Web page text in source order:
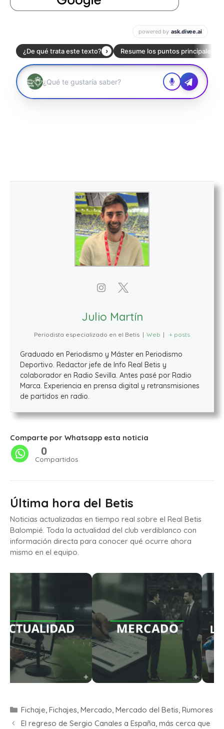
Julio Martín
Periodista especializado en el Betis | Web | + posts
Graduado en Periodismo y Máster en Periodismo
Deportivo. Redactor jefe de Info Real Betis y
colaborador en Radio Sevilla. Antes pasé por Radio
Marca. Experiencia en prensa digital y retransmisiones
de partidos en radio.
Comparte por Whatsapp esta noticia
0
Compartidos
Última hora del Betis
Noticias actualizadas en tiempo real sobre el Real Betis
Balompié. Toda la actualidad del club verdiblanco con
información directa para conocer qué ocurre ahora
mismo en el equipo.
Fichaje, Fichajes, Mercado, Mercado del Betis, Rumores
El regreso de Sergio Canales a España, más cerca que